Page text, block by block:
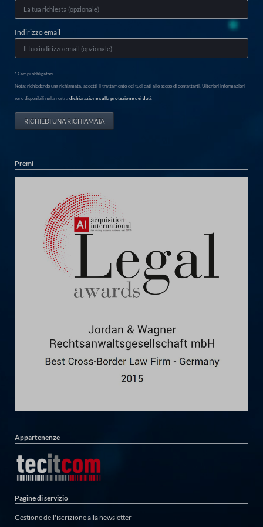
Indirizzo email
* Campi obbligatori
Nota: richiedendo una richiamata, accetti il trattamento dei tuoi dati allo scopo di contattarti. Ulteriori informazioni
sono disponibili nella nostra dichiarazione sulla protezione dei dati.
RICHIEDI UNA RICHIAMATA
Premi
Appartenenze
Pagine di servizio
Gestione dell'iscrizione alla newsletter